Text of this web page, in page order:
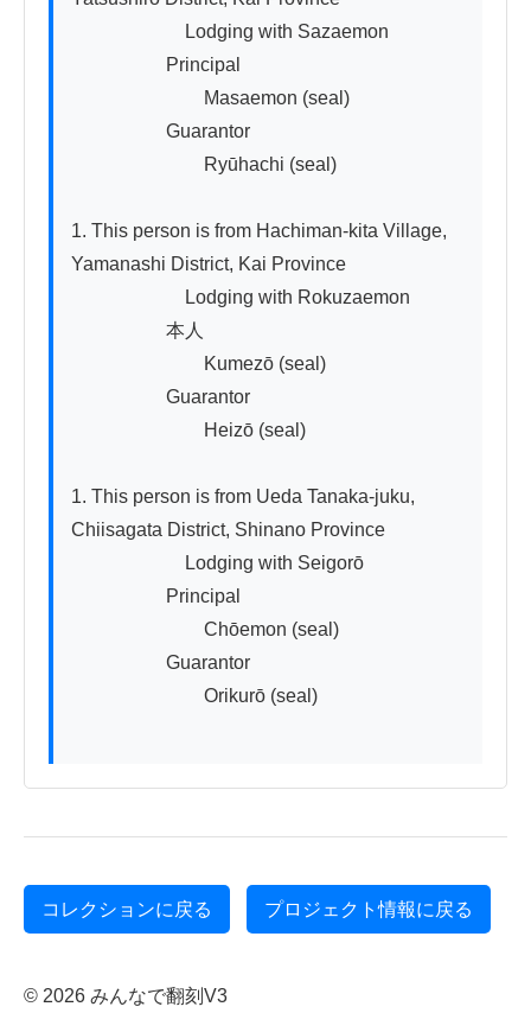
Lodging with Sazaemon
Principal
Masaemon (seal)
Guarantor
Ryūhachi (seal)
1. This person is from Hachiman-kita Village,
Yamanashi District, Kai Province
Lodging with Rokuzaemon
本人
Kumezō (seal)
Guarantor
Heizō (seal)
1. This person is from Ueda Tanaka-juku,
Chiisagata District, Shinano Province
Lodging with Seigorō
Principal
Chōemon (seal)
Guarantor
Orikurō (seal)
コレクションに戻る プロジェクト情報に戻る
© 2026 みんなで翻刻V3